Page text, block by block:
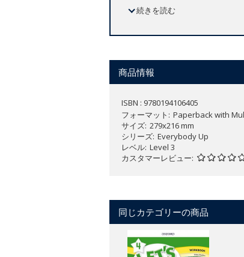
全7レベル（Starter ～ レベ
続きを読む
商品情報
ISBN : 9780194106405
フォーマット
Paperback with
サイズ 279x216 mm
シリーズ Everybody Up
レベル Level 3
カスタマーレビュー
同じカテゴリーの商品